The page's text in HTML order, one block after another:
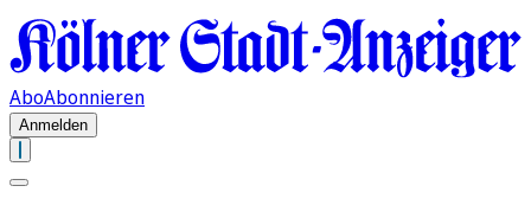
AboAbonnieren
Anmelden